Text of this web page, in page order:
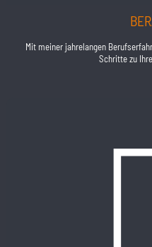
Mit meiner jahrelangen
Schritte zu